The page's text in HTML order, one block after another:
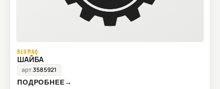
BLUMAQ
ШАЙБА
арт.3585921
ПОДРОБНЕЕ→